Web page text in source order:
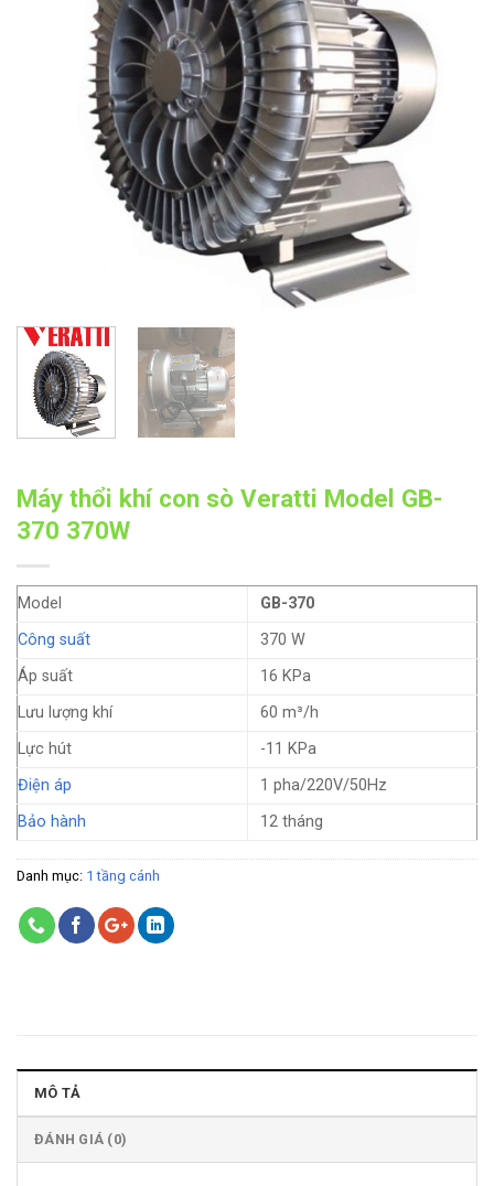
Máy thổi khí con sò Veratti Model GB-
370 370W
Model
GB-370
Công suất
370 W
Áp suất
16 KPa
Lưu lượng khí
60 m³/h
Lực hút
-11 KPa
Điện áp
1 pha/220V/50Hz
Bảo hành
12 tháng
Danh mục: 1 tầng cánh
MÔ TẢ
ĐÁNH GIÁ (0)